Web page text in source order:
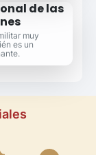
de las
muy
es un